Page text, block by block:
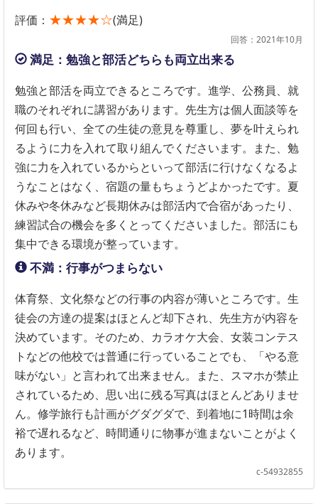
評価： ★★★★☆(満足)
回答：2021年10月
満足：勉強と部活どちらも両立出来る
勉強と部活を両立できるところです。進学、公務員、就
職のそれぞれに講習があります。先生方は個人面談等を
何回も行い、全ての生徒の意見を尊重し、夢を叶えられ
るように力を入れて取り組んでくださいます。また、勉
強に力を入れているからといって部活に行けなくなるよ
うなことはなく、宿題の量もちょうどよかったです。夏
休みや冬休みなど長期休みは部活内で合宿があったり、
練習試合の機会を多くとってくださいました。部活にも
集中できる環境が整っています。
不満：行事がつまらない
体育祭、文化祭などの行事の内容が薄いところです。生
徒会の方達の提案はほとんど却下され、先生方が内容を
決めています。そのため、カラオケ大会、女装コンテス
トなどの他校では普通に行っていることでも、「やる意
味がない」と言われて出来ません。また、スマホが禁止
されているため、思い出に残る写真はほとんどありませ
ん。修学旅行も計画がグダグダで、到着地に1時間は余
裕で遅れるなど、時間通りに物事が進まないことがよく
あります。
c-54932855